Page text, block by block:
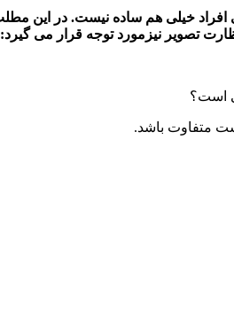
تصویر نیزمورد توجه قرار می گیرد:
است؟